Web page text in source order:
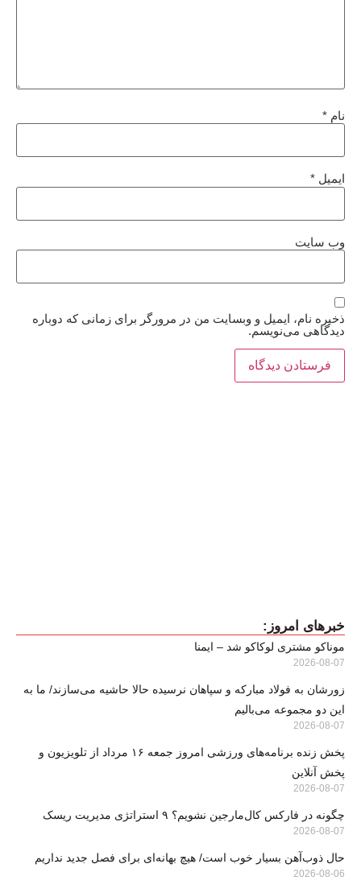
نام *
ایمیل *
وب‌ سایت
ذخیره نام، ایمیل و وبسایت من در مرورگر برای زمانی که دوباره
دیدگاهی می‌نویسم.
خبرهای امروز:
موناکو مشتری لوکاکو شد – ایمنا
2026-08-07
زورشان به فولاد مبارکه و سپاهان نرسیده حالا حاشیه می‌سازند/ ما به
این دو مجموعه می‌بالیم
2026-08-07
پخش زنده برنامه‌های ورزشی امروز جمعه ۱۶ مرداد از تلویزیون و
پخش آنلاین
2026-08-07
چگونه در فارکس کال‌مارجین نشویم؟ ۹ استراتژی مدیریت ریسک
2026-08-07
حال ذوب‌آهن بسیار خوب است/ هیچ بهانه‌ای برای فصل جدید نداریم
2026-08-06